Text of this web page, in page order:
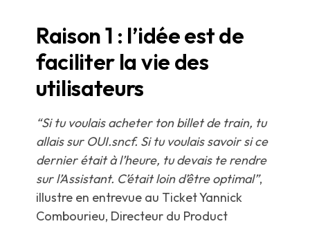
Raison 1 : l’idée est de
faciliter la vie des
utilisateurs
“Si tu voulais acheter ton billet de train, tu
allais sur OUI.sncf. Si tu voulais savoir si ce
dernier était à l’heure, tu devais te rendre
sur l’Assistant. C’était loin d’être optimal”,
illustre en entrevue au Ticket Yannick
Combourieu, Directeur du Product